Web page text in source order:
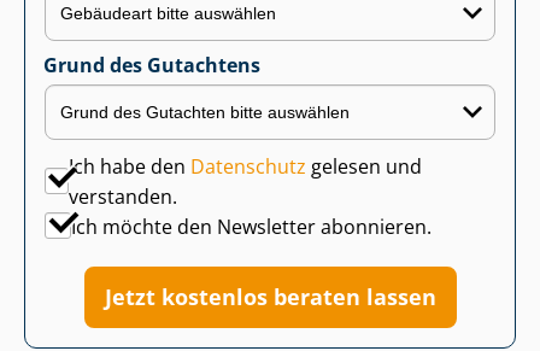
Grund des Gutachtens
Ich habe den Datenschutz gelesen und
verstanden.
Ich möchte den Newsletter abonnieren.
Jetzt kostenlos beraten lassen